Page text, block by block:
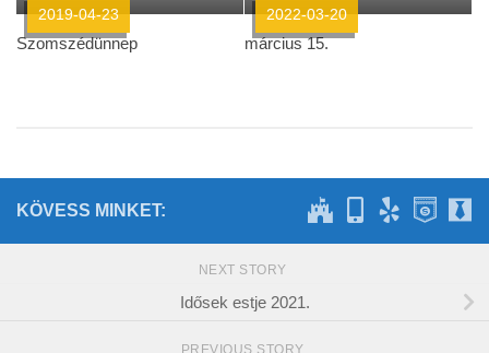
Szomszédünnep
2019-04-23
március 15.
2022-03-20
KÖVESS MINKET:
NEXT STORY
Idősek estje 2021.
PREVIOUS STORY